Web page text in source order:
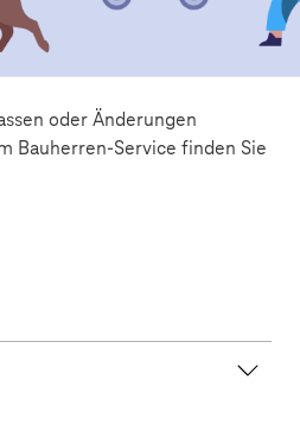
oder Änderungen
Bauherren-Service finden Sie